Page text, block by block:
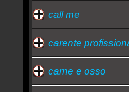
call me
carente
carne e osso